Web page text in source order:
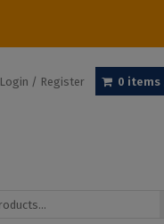
Login / Register 0 items